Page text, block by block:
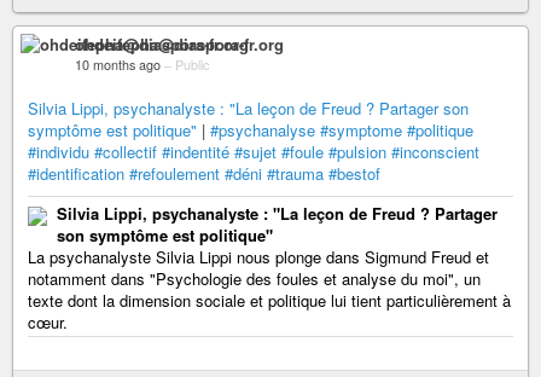
ohdeifepha@diaspora-fr.org
10 months ago – Public
Silvia Lippi, psychanalyste : "La leçon de Freud ? Partager son
symptôme est politique" | #psychanalyse #symptome #politique
#individu #collectif #indentité #sujet #foule #pulsion #inconscient
#identification #refoulement #déni #trauma #bestof
Silvia Lippi, psychanalyste : "La leçon de Freud ? Partager
son symptôme est politique"
La psychanalyste Silvia Lippi nous plonge dans Sigmund Freud et
notamment dans "Psychologie des foules et analyse du moi", un
texte dont la dimension sociale et politique lui tient particulièrement à
cœur.